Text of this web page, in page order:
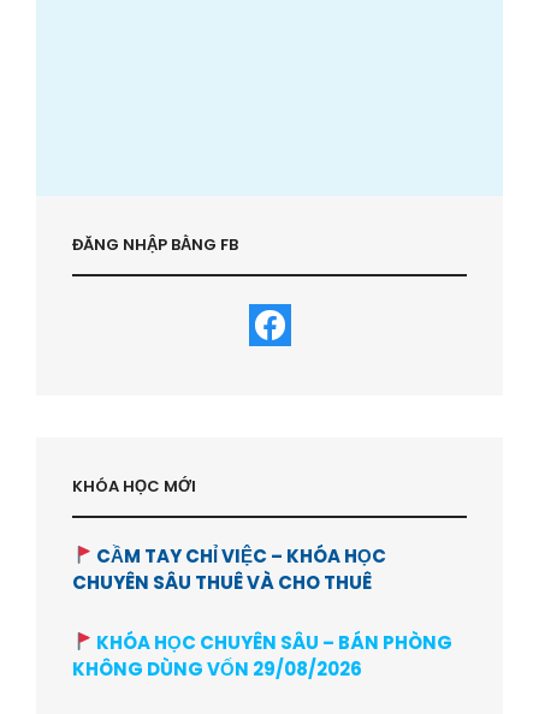
ĐĂNG NHẬP BẰNG FB
KHÓA HỌC MỚI
CẦM TAY CHỈ VIỆC – KHÓA HỌC
CHUYÊN SÂU THUÊ VÀ CHO THUÊ
KHÓA HỌC CHUYÊN SÂU – BÁN PHÒNG
KHÔNG DÙNG VỐN 29/08/2026